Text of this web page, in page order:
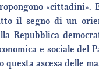
il segno di un
Repubblica
e sociale del
ascesa delle